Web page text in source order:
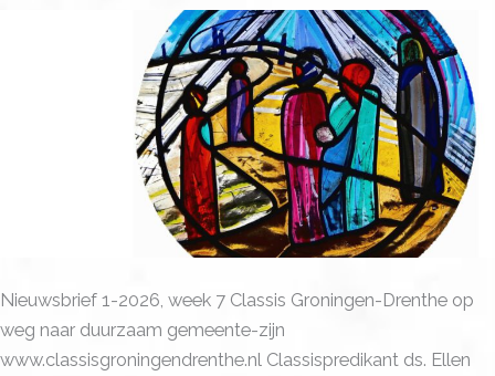
Jezus
kwam
zelf
naar
hen
toe
en
liep
hen
Nieuwsbrief 1-2026, week 7 Classis Groningen-Drenthe op
weg naar duurzaam gemeente-zijn
www.classisgroningendrenthe.nl Classispredikant ds. Ellen